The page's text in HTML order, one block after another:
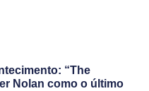
“The
Nolan como o último